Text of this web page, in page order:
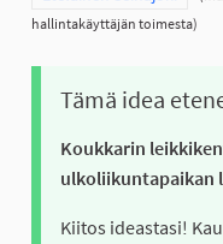
hallintakäyttäjän toimesta)
Tämä idea
Koukkarin
ulkoliikuntapaikan
Kiitos ideastasi!